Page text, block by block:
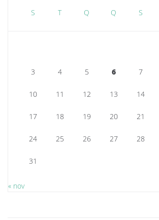
S T Q Q S
3 4 5 6 7
10 11 12 13 14
17 18 19 20 21
24 25 26 27 28
31
« nov